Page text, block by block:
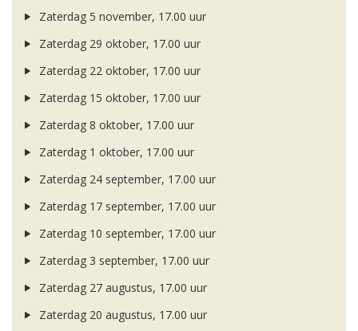
Zaterdag 5 november, 17.00 uur
Zaterdag 29 oktober, 17.00 uur
Zaterdag 22 oktober, 17.00 uur
Zaterdag 15 oktober, 17.00 uur
Zaterdag 8 oktober, 17.00 uur
Zaterdag 1 oktober, 17.00 uur
Zaterdag 24 september, 17.00 uur
Zaterdag 17 september, 17.00 uur
Zaterdag 10 september, 17.00 uur
Zaterdag 3 september, 17.00 uur
Zaterdag 27 augustus, 17.00 uur
Zaterdag 20 augustus, 17.00 uur